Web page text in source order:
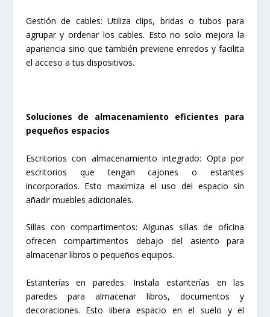
Gestión de cables: Utiliza clips, bridas o tubos para
agrupar y ordenar los cables. Esto no solo mejora la
apariencia sino que también previene enredos y facilita
el acceso a tus dispositivos.
Soluciones de almacenamiento eficientes para
pequeños espacios
Escritorios con almacenamiento integrado: Opta por
escritorios que tengan cajones o estantes
incorporados. Esto maximiza el uso del espacio sin
añadir muebles adicionales.
Sillas con compartimentos: Algunas sillas de oficina
ofrecen compartimentos debajo del asiento para
almacenar libros o pequeños equipos.
Estanterías en paredes: Instala estanterías en las
paredes para almacenar libros, documentos y
decoraciones. Esto libera espacio en el suelo y el